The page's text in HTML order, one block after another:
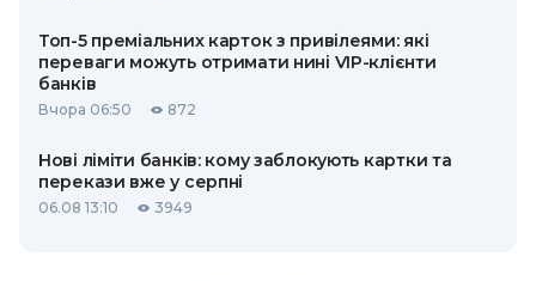
Топ-5 преміальних карток з привілеями: які
переваги можуть отримати нині VIP-клієнти
банків
Вчора 06:50 872
Нові ліміти банків: кому заблокують картки та
перекази вже у серпні
06.08 13:10 3949